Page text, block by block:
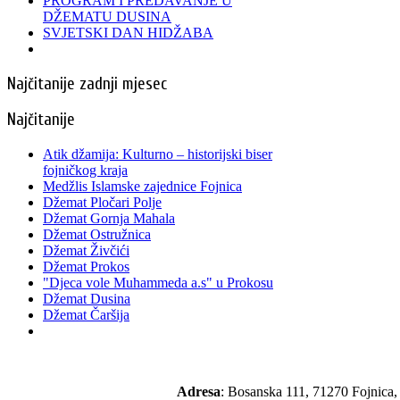
DŽEMATU DUSINA
SVJETSKI DAN HIDŽABA
Najčitanije zadnji mjesec
Najčitanije
Atik džamija: Kulturno – historijski biser
fojničkog kraja
Medžlis Islamske zajednice Fojnica
Džemat Pločari Polje
Džemat Gornja Mahala
Džemat Ostružnica
Džemat Živčići
Džemat Prokos
"Djeca vole Muhammeda a.s" u Prokosu
Džemat Dusina
Džemat Čaršija
Adresa: Bosanska 111, 71270